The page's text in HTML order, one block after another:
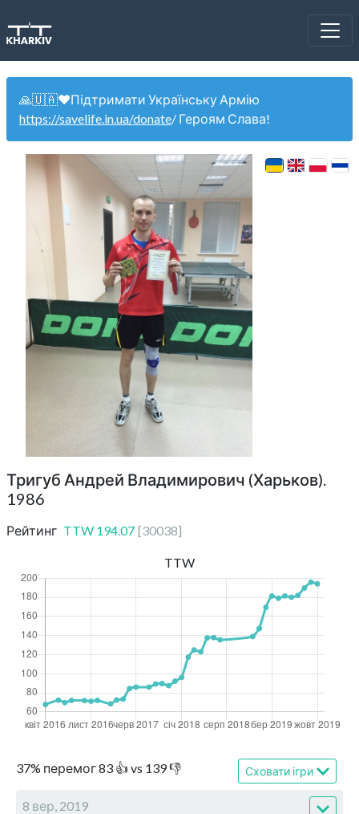
🙏🇺🇦❤️Підтримати Українську Армію
https://savelife.in.ua/donate/ Героям Слава!
Тригуб Андрей Владимирович (Харьков).
1986
Рейтинг TTW 194.07 [30038]
37% перемог83 👍 vs 139👎 Сховати ігри
8 вер, 2019
TTW